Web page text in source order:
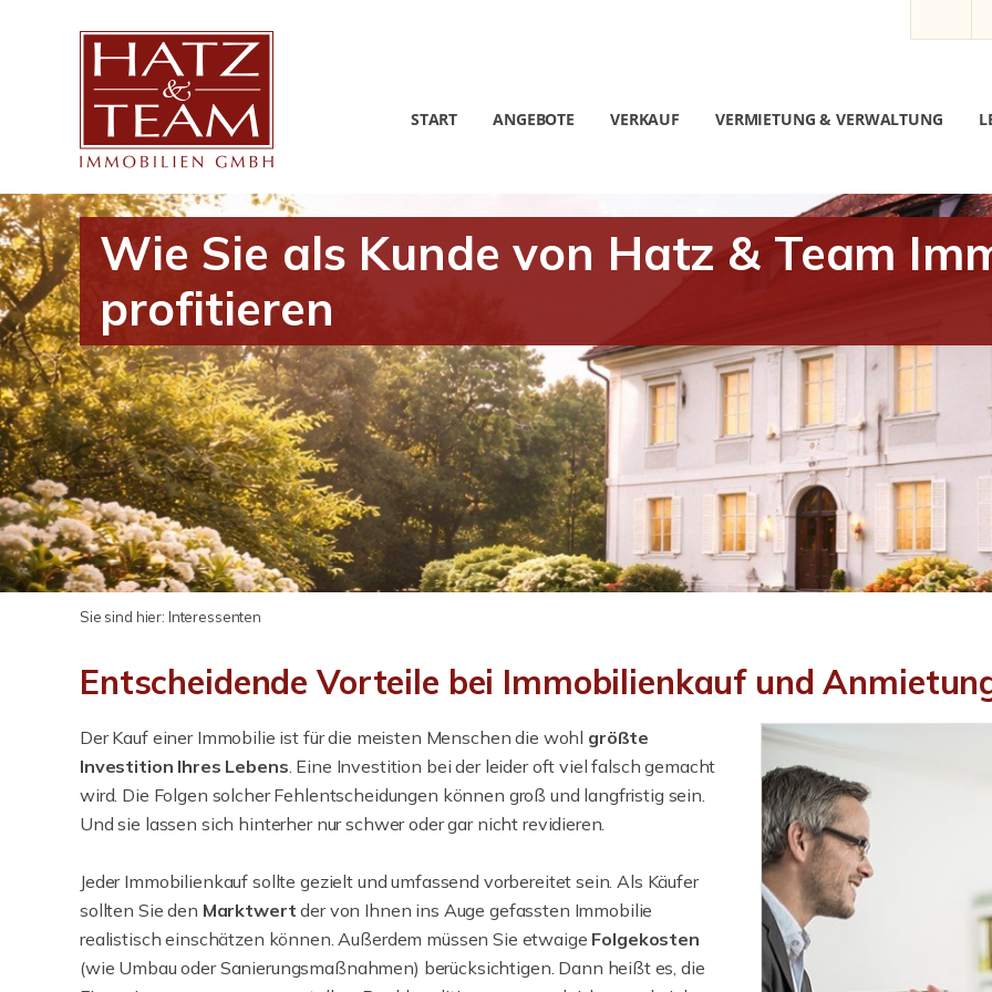
START ANGEBOTE VERKAUF VERMIETUNG & VERWALTUNG
Wie Sie als Kunde von Hatz & Team
profitieren
Sie sind hier: Interessenten
Entscheidende Vorteile bei Immobilienkauf und
Der Kauf einer Immobilie ist für die meisten Menschen die wohl größte
Investition Ihres Lebens. Eine Investition bei der leider oft viel falsch gemacht
wird. Die Folgen solcher Fehlentscheidungen können groß und langfristig sein.
Und sie lassen sich hinterher nur schwer oder gar nicht revidieren.
Jeder Immobilienkauf sollte gezielt und umfassend vorbereitet sein. Als Käufer
sollten Sie den Marktwert der von Ihnen ins Auge gefassten Immobilie
realistisch einschätzen können. Außerdem müssen Sie etwaige Folgekosten
(wie Umbau oder Sanierungsmaßnahmen) berücksichtigen. Dann heißt es, die